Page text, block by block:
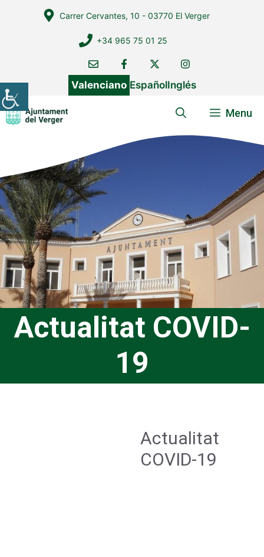
Carrer Cervantes, 10 - 03770 El Verger
+34 965 75 01 25
Valenciano EspañolInglés
Menu
Actualitat COVID-
19
Actualitat
COVID-19